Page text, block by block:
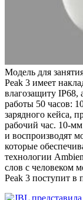
Модель для
Peak 3 имеет
влагозащиту IP68,
работы 50 часов:
зарядного кейса,
рабочий час. 10-
и воспроизводят
которые
технологии
слов с человеком
Peak 3 поступит в